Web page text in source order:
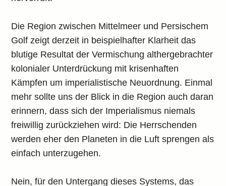
Die Region zwischen Mittelmeer und Persischem
Golf zeigt derzeit in beispielhafter Klarheit das
blutige Resultat der Vermischung althergebrachter
kolonialer Unterdrückung mit krisenhaften
Kämpfen um imperialistische Neuordnung. Einmal
mehr sollte uns der Blick in die Region auch daran
erinnern, dass sich der Imperialismus niemals
freiwillig zurückziehen wird: Die Herrschenden
werden eher den Planeten in die Luft sprengen als
einfach unterzugehen.
Nein, für den Untergang dieses Systems, das